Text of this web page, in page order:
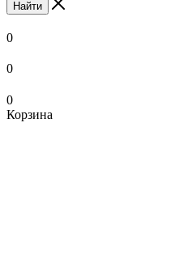
Найти
0
0
0
Корзина